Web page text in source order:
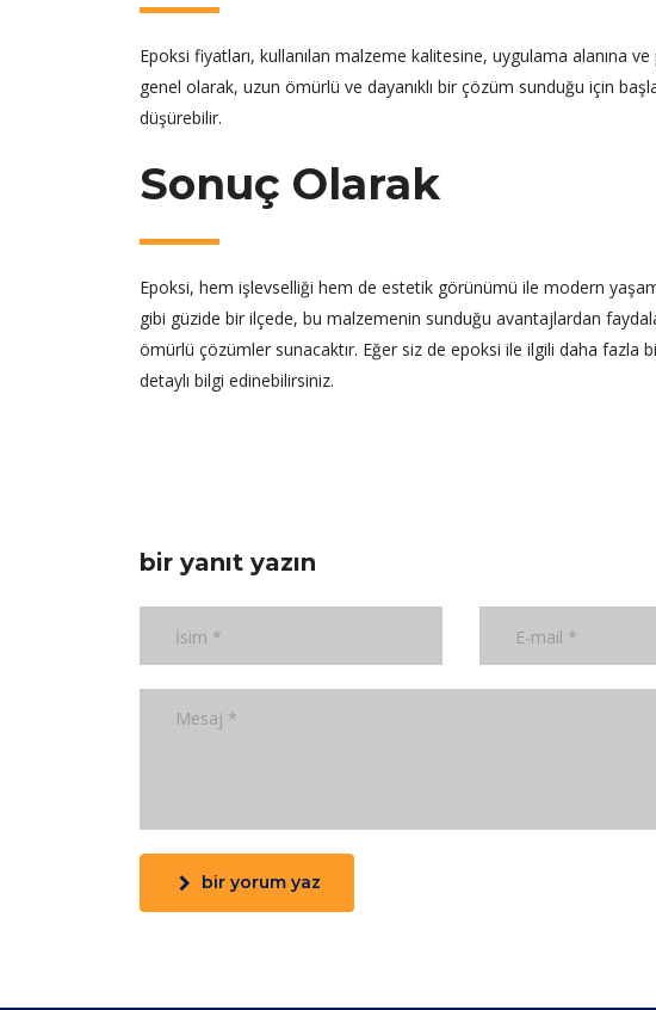
Epoksi fiyatları, kullanılan malzeme kalitesine, uygulama alanına
genel olarak, uzun ömürlü ve dayanıklı bir çözüm sunduğu için
düşürebilir.
Sonuç Olarak
Epoksi, hem işlevselliği hem de estetik görünümü ile modern
gibi güzide bir ilçede, bu malzemenin sunduğu avantajlardan
ömürlü çözümler sunacaktır. Eğer siz de epoksi ile ilgili daha fazla
detaylı bilgi edinebilirsiniz.
bir yanıt yazın
bir yorum yaz